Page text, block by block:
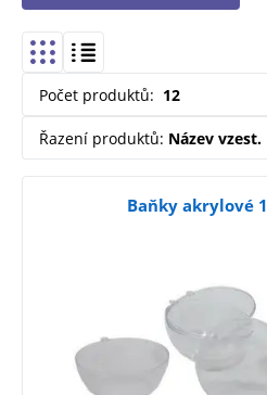
Počet produktů: 12
Řazení produktů: Název vzest.
Baňky akrylové